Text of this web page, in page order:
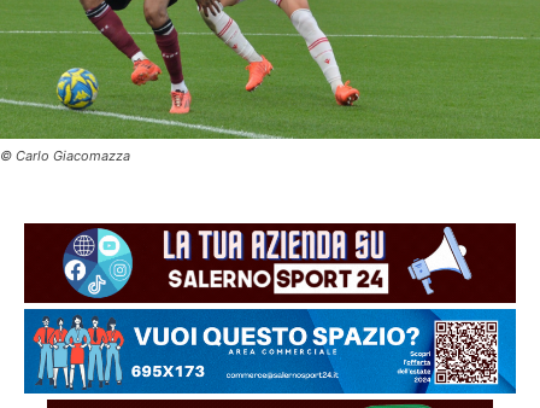
© Carlo Giacomazza